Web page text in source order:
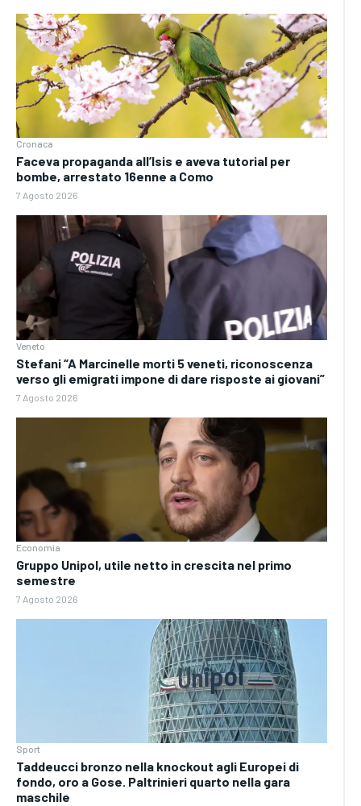
Cronaca
Faceva propaganda all’Isis e aveva tutorial per
bombe, arrestato 16enne a Como
7 Agosto 2026
Veneto
Stefani “A Marcinelle morti 5 veneti, riconoscenza
verso gli emigrati impone di dare risposte ai giovani”
7 Agosto 2026
Economia
Gruppo Unipol, utile netto in crescita nel primo
semestre
7 Agosto 2026
Sport
Taddeucci bronzo nella knockout agli Europei di
fondo, oro a Gose. Paltrinieri quarto nella gara
maschile